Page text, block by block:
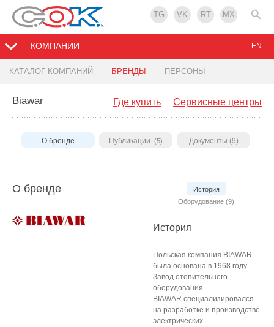
TG VK RT MX
КОМПАНИИ
КАТАЛОГ КОМПАНИЙ БРЕНДЫ ПЕРСОНЫ
EN
Сервисные центры
Где купить
Biawar
О бренде Публикации (5) Документы (9)
О бренде
История
Оборудование (9)
История
Польская компания BIAWAR
была основана в 1968 году.
Завод отопительного
оборудования
BIAWAR специализировался
на разработке и производстве
электрических